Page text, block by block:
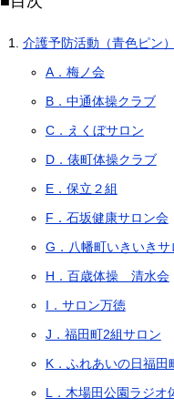
介護予防活動（青色ピン）
A．梅ノ会
B．中通体操クラブ
C．えくぼサロン
D．俵町体操クラブ
E．保立２組
F．石坂健康サロン会
G．八幡町いきいきサ
H．百歳体操 清水会
I．サロン万徳
J．福田町2組サロン
K．ふれあいの日福田
L．木場田公園ラジオ